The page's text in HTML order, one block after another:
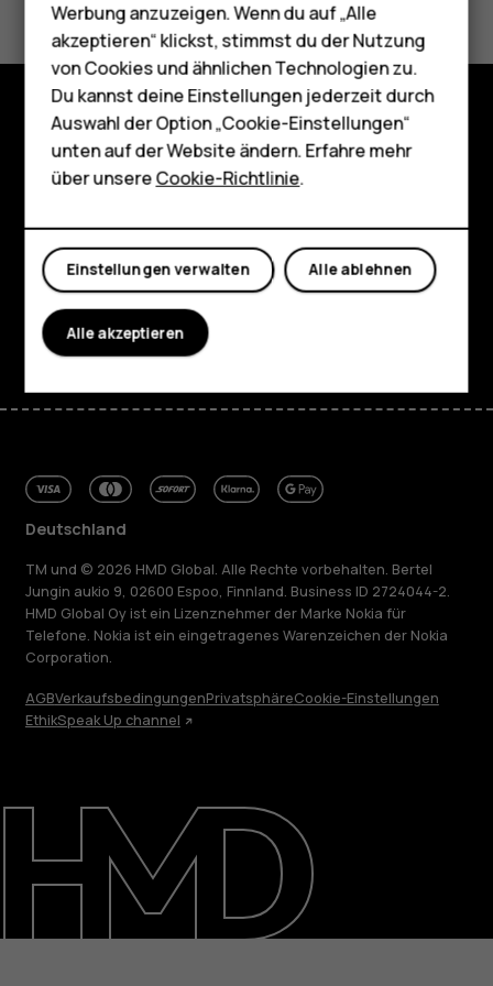
HMD Terra M
Für Unternehmen
Tablets
Shop
Mein Konto
Shop
Über
Planet and people
Support
FacebookInstagram
Tiktok Youtube
Deutschland
TM und © 2026 HMD Global. Alle Rechte vorbehalten. Bertel
Jungin aukio 9, 02600 Espoo, Finnland. Business ID 2724044-2.
HMD Global Oy ist ein Lizenznehmer der Marke Nokia für
Telefone. Nokia ist ein eingetragenes Warenzeichen der Nokia
Corporation.
AGBVerkaufsbedingungenPrivatsphäreCookie-Einstellungen
EthikSpeak Up channel
Werbung anzuzeigen. Wenn du auf „Alle
akzeptieren“ klickst, stimmst du der Nutzung
von Cookies und ähnlichen Technologien zu.
Du kannst deine Einstellungen jederzeit durch
Auswahl der Option „Cookie-Einstellungen“
unten auf der Website ändern. Erfahre mehr
über unsereCookie-Richtlinie.
Alle ablehnen
Einstellungen verwalten
Alle akzeptieren